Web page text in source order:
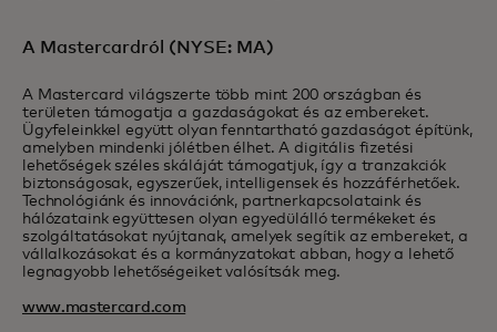
A Mastercardról (NYSE: MA)
A Mastercard világszerte több mint 200 országban és
területen támogatja a gazdaságokat és az embereket.
Ügyfeleinkkel együtt olyan fenntartható gazdaságot építünk,
amelyben mindenki jólétben élhet. A digitális fizetési
lehetőségek széles skáláját támogatjuk, így a tranzakciók
biztonságosak, egyszerűek, intelligensek és hozzáférhetőek.
Technológiánk és innovációnk, partnerkapcsolataink és
hálózataink együttesen olyan egyedülálló termékeket és
szolgáltatásokat nyújtanak, amelyek segítik az embereket, a
vállalkozásokat és a kormányzatokat abban, hogy a lehető
legnagyobb lehetőségeiket valósítsák meg.
www.mastercard.com